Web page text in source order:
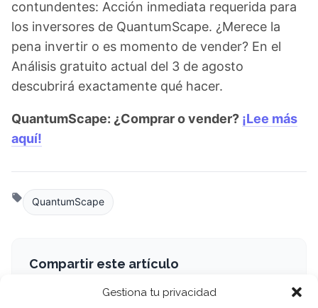
Gestiona tu privacidad
contundentes: Acción inmediata requerida para
los inversores de QuantumScape. ¿Merece la
pena invertir o es momento de vender? En el
Análisis gratuito actual del 3 de agosto
descubrirá exactamente qué hacer.
QuantumScape: ¿Comprar o vender? ¡Lee más
aquí!
QuantumScape
Compartir este artículo
Twitter